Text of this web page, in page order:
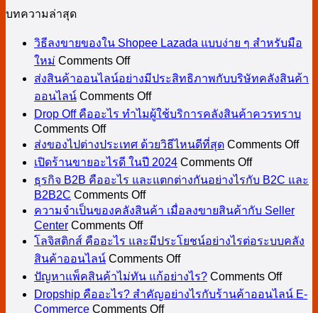
บทความล่าสุด
วิธีลงขายของใน Shopee Lazada แบบง่าย ๆ สำหรับมือ
ใหม่ Comments Offon
วิธี
ลง
ขาย
ใน
Shopee
Lazada
แบบ
ง่าย
ๆ
สำหรับ
มือ
ใหม่
ส่งสินค้าออนไลน์อย่างมีประสิทธิภาพกับบริษัทคลังสินค้า
ออนไลน์ Comments Offon
ส่ง
ออนไลน์
อย่าง
มี
กับ
บริษัท
คลัง
สินค้า
ออนไลน์
Drop Off คืออะไร ทำไมผู้ใช้บริการคลังสินค้าควรทราบ
Comments Offon
Drop
Off
คือ
อะไร
ทำไม
ผู้
ใช้
บริการ
คลัง
สินค้า
ส่งของไปต่างประเทศ ด้วยวิธีไหนดีที่สุด Comments Offon
ด้วย
ดี
เปิดร้านขายอะไรดี ในปี 2024 Comments Offon
เปิด
ขาย
ดี
2024
ธุรกิจ B2B คืออะไร และแตกต่างกันอย่างไรกับ B2C และ
B2B2C Comments Offon
ธุรกิจ
คือ
อะไร
และ
แตก
ความจำเป็นของคลังสินค้า เมื่อลงขายสินค้ากับ Seller
Center Comments Offon
ความ
จำเป็น
ของ
คลัง
โลจิสติกส์ คืออะไร และมีประโยชน์อย่างไรต่อระบบคลัง
สินค้าออนไลน์ Comments Offon
โล
ปัญหาแพ็คสินค้าไม่ทัน แก้อย่างไร? Comments Offon
ปัญหา
Dropship คืออะไร? สำคัญอย่างไรกับร้านค้าออนไลน์ E-
Commerce Comments Offon